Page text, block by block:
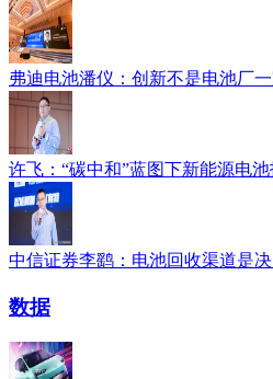
弗迪电池潘仪：创新不是电池厂
许飞：“碳中和”蓝图下新能源电
中信证券李鹞：电池回收渠道是
数据